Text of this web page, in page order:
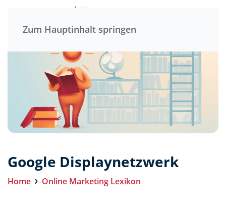
Zum Hauptinhalt springen
Google Displaynetzwerk
Home Online Marketing Lexikon